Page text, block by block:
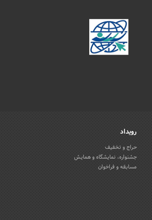
رویداد
حراج و تخفیف
جشنواره، نمایشگاه و همایش
مسابقه و فراخوان